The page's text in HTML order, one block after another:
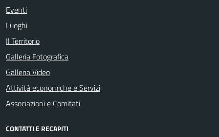
Eventi
Luoghi
Il Territorio
Galleria Fotografica
Galleria Video
Attività economiche e Servizi
Associazioni e Comitati
CONTATTI E RECAPITI